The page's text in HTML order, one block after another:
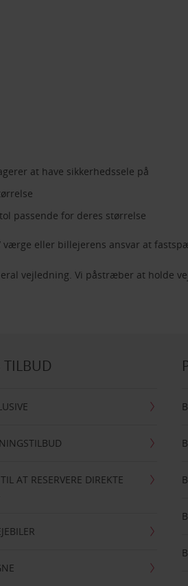
at have sikkerhedssele på
passende for deres størrelse
eller billejerens ansvar at
vejledning. Vi påstræber at holde
TILBUD
AT RESERVERE DIREKTE